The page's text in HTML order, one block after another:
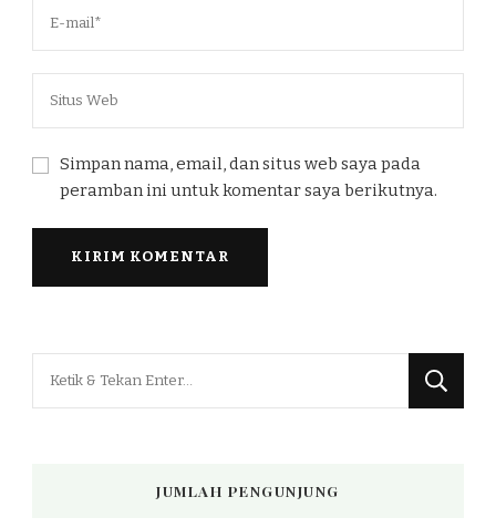
Simpan nama, email, dan situs web saya pada
peramban ini untuk komentar saya berikutnya.
JUMLAH PENGUNJUNG